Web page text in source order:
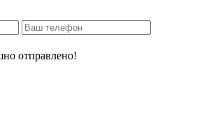
отправлено!